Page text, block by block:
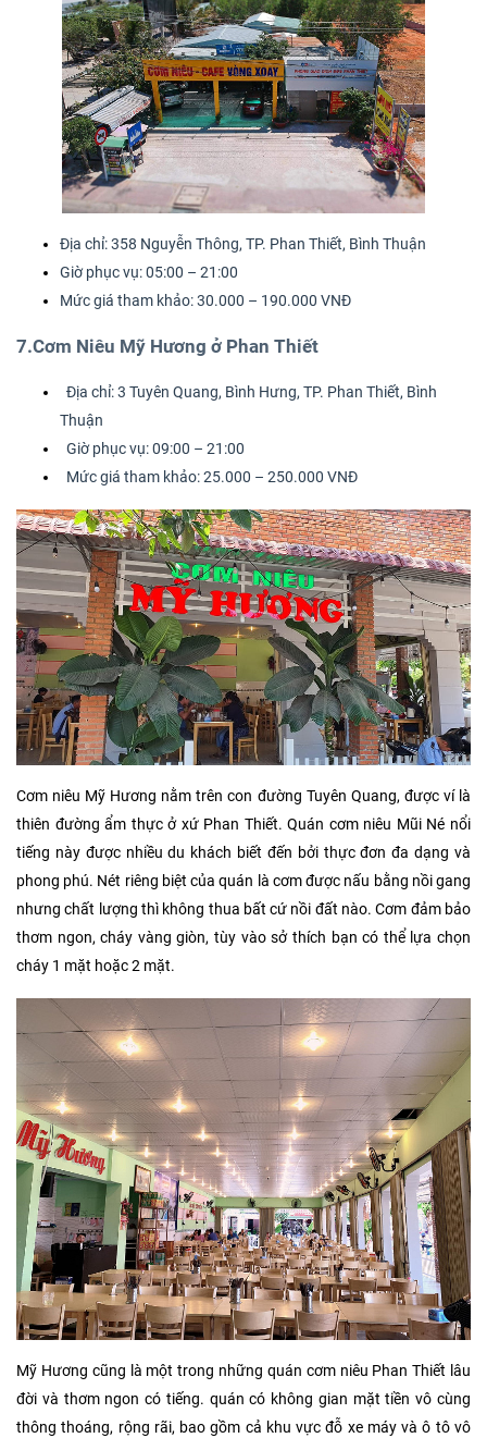
Địa chỉ: 358 Nguyễn Thông, TP. Phan Thiết, Bình Thuận
Giờ phục vụ: 05:00 – 21:00
Mức giá tham khảo: 30.000 – 190.000 VNĐ
7.Cơm Niêu Mỹ Hương ở Phan Thiết
Địa chỉ: 3 Tuyên Quang, Bình Hưng, TP. Phan Thiết, Bình
Thuận
Giờ phục vụ: 09:00 – 21:00
Mức giá tham khảo: 25.000 – 250.000 VNĐ
Cơm niêu Mỹ Hương nằm trên con đường Tuyên Quang, được ví là
thiên đường ẩm thực ở xứ Phan Thiết. Quán cơm niêu Mũi Né nổi
tiếng này được nhiều du khách biết đến bởi thực đơn đa dạng và
phong phú. Nét riêng biệt của quán là cơm được nấu bằng nồi gang
nhưng chất lượng thì không thua bất cứ nồi đất nào. Cơm đảm bảo
thơm ngon, cháy vàng giòn, tùy vào sở thích bạn có thể lựa chọn
cháy 1 mặt hoặc 2 mặt.
Mỹ Hương cũng là một trong những quán cơm niêu Phan Thiết lâu
đời và thơm ngon có tiếng. quán có không gian mặt tiền vô cùng
thông thoáng, rộng rãi, bao gồm cả khu vực đỗ xe máy và ô tô vô